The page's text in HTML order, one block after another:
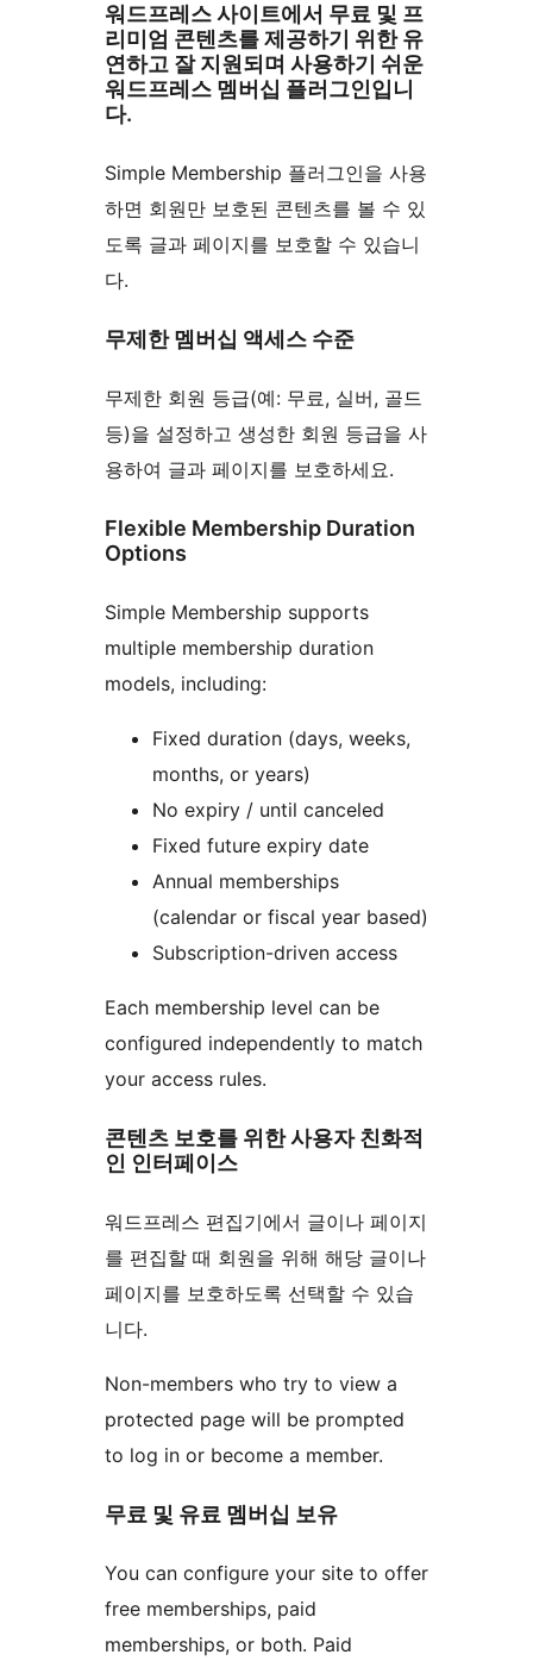
워드프레스 사이트에서 무료 및 프
리미엄 콘텐츠를 제공하기 위한 유
연하고 잘 지원되며 사용하기 쉬운
워드프레스 멤버십 플러그인입니
다.
Simple Membership 플러그인을 사용
하면 회원만 보호된 콘텐츠를 볼 수 있
도록 글과 페이지를 보호할 수 있습니
다.
무제한 멤버십 액세스 수준
무제한 회원 등급(예: 무료, 실버, 골드
등)을 설정하고 생성한 회원 등급을 사
용하여 글과 페이지를 보호하세요.
Flexible Membership Duration
Options
Simple Membership supports
multiple membership duration
models, including:
Fixed duration (days, weeks,
months, or years)
No expiry / until canceled
Fixed future expiry date
Annual memberships
(calendar or fiscal year based)
Subscription-driven access
Each membership level can be
configured independently to match
your access rules.
콘텐츠 보호를 위한 사용자 친화적
인 인터페이스
워드프레스 편집기에서 글이나 페이지
를 편집할 때 회원을 위해 해당 글이나
페이지를 보호하도록 선택할 수 있습
니다.
Non-members who try to view a
protected page will be prompted
to log in or become a member.
무료 및 유료 멤버십 보유
You can configure your site to offer
free memberships, paid
memberships, or both. Paid